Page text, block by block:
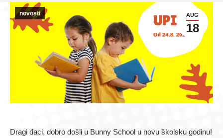
AUG
18
novosti
Dragi đaci, dobro došli u Bunny School u novu školsku godinu!